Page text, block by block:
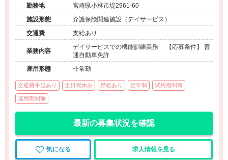
勤務地
宮崎県小林市堤2961-60
施設形態
介護保険関連施設（デイサービス）
交通費
支給あり
業務内容
デイサービスでの機能訓練業務 【応募条件】 普
通自動車免許
雇用形態
非常勤
交通費手当あり 土日祝休み 昇給あり 定年制 試用期間有
雇用期間無
最新の募集状況を確認
気になる 求人情報を見る